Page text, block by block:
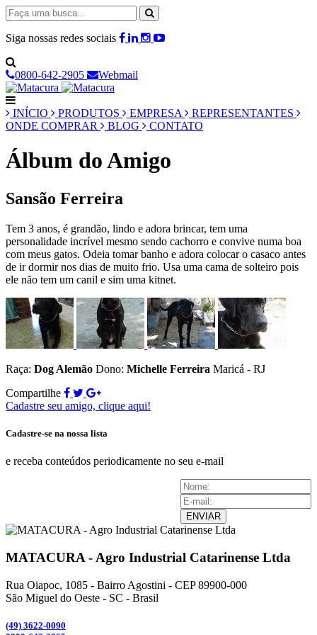
Siga nossas redes sociais
0800-642-2905 Webmail
INÍCIO PRODUTOS EMPRESA
REPRESENTANTES
ONDE COMPRAR
BLOG CONTATO
Álbum do Amigo
Sansão Ferreira
Tem 3 anos, é grandão, lindo e adora brincar, tem uma
personalidade incrível mesmo sendo cachorro e convive numa boa
com meus gatos. Odeia tomar banho e adora colocar o casaco antes
de ir dormir nos dias de muito frio. Usa uma cama de solteiro pois
ele não tem um canil e sim uma kitnet.
Raça: Dog Alemão Dono: Michelle Ferreira Maricá - RJ
Compartilhe
Cadastre seu amigo, clique aqui!
Cadastre-se na nossa lista
e receba conteúdos periodicamente no seu e-mail
ENVIAR
MATACURA - Agro Industrial Catarinense Ltda
Rua Oiapoc, 1085 - Bairro Agostini - CEP 89900-000
São Miguel do Oeste - SC - Brasil
(49) 3622-0090